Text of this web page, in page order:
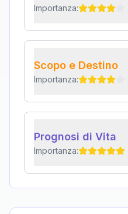
Importanza:
Scopo e Destino
Importanza:
Prognosi di Vita
Importanza: